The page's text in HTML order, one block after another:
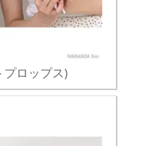
ロップス)